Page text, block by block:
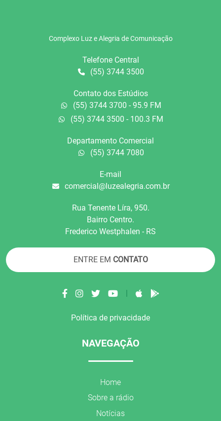
Complexo Luz e Alegria de Comunicação
Telefone Central
(55) 3744 3500
Contato dos Estúdios
(55) 3744 3700 - 95.9 FM
(55) 3744 3500 - 100.3 FM
Departamento Comercial
(55) 3744 7080
E-mail
comercial@luzealegria.com.br
Rua Tenente Líra, 950.
Bairro Centro.
Frederico Westphalen - RS
ENTRE EM CONTATO
|
Política de privacidade
NAVEGAÇÃO
Home
Sobre a rádio
Notícias